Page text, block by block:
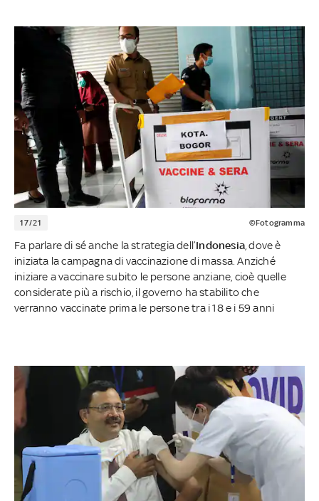
17/21 ©Fotogramma
Fa parlare di sé anche la strategia dell’Indonesia , dove è
iniziata la campagna di vaccinazione di massa. Anziché
iniziare a vaccinare subito le persone anziane, cioè quelle
considerate più a rischio, il governo ha stabilito che
verranno vaccinate prima le persone tra i 18 e i 59 anni